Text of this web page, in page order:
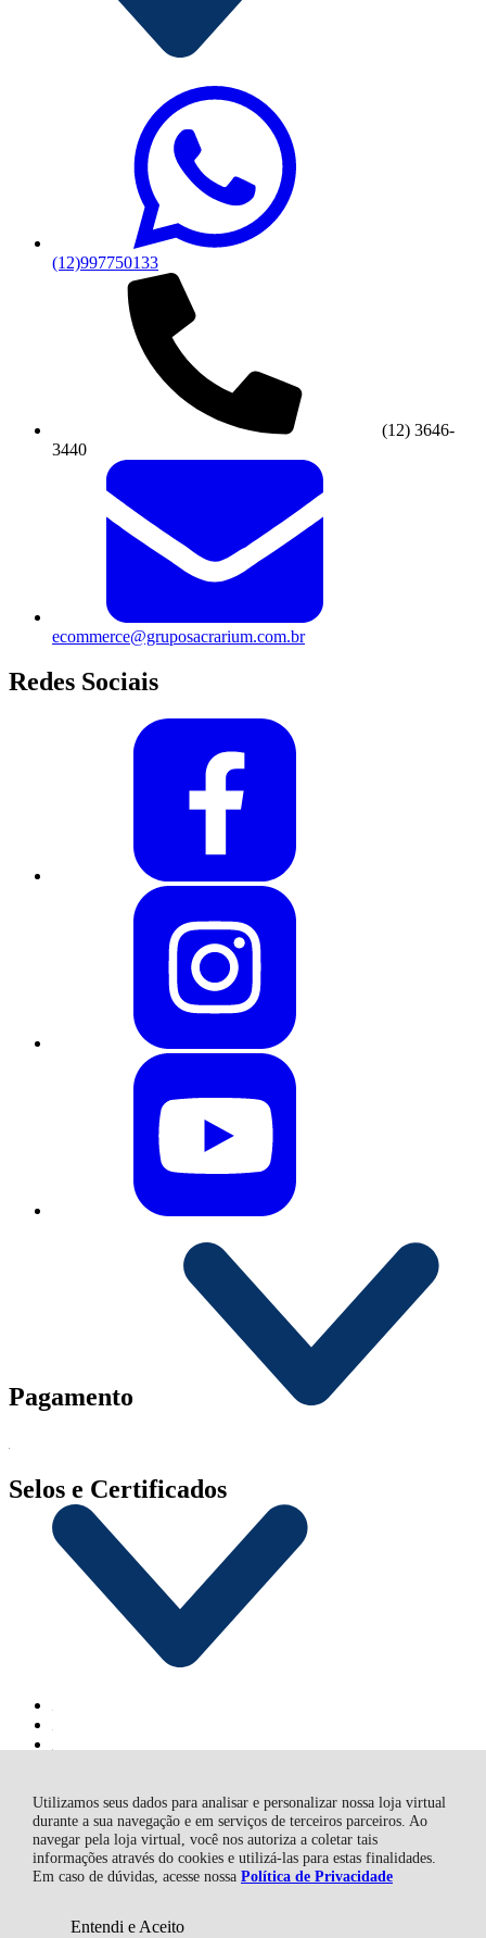
Utilizamos seus dados para analisar e personalizar nossa loja virtual
durante a sua navegação e em serviços de terceiros parceiros. Ao
navegar pela loja virtual, você nos autoriza a coletar tais
informações através do cookies e utilizá-las para estas finalidades.
Em caso de dúvidas, acesse nossa Política de Privacidade
Entendi e Aceito
(12)997750133
(12) 3646-
3440
ecommerce@gruposacrarium.com.br
Redes Sociais
Pagamento
Selos e Certificados
SACRARIUM INDUSTRIA E COMERCIO DE VELAS LTDA,
Rua João Batista de Souza - 2804 - Veloso - 12582-150 - Roseira -
da Mãe Artigos Religiosos - 2026